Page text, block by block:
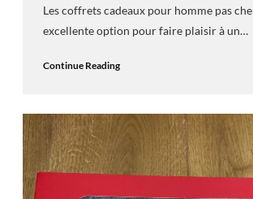
Les coffrets cadeaux pour homme pas
excellente option pour faire plaisir à un…
Continue Reading